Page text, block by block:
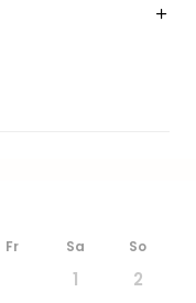
Fr Sa So
1
2